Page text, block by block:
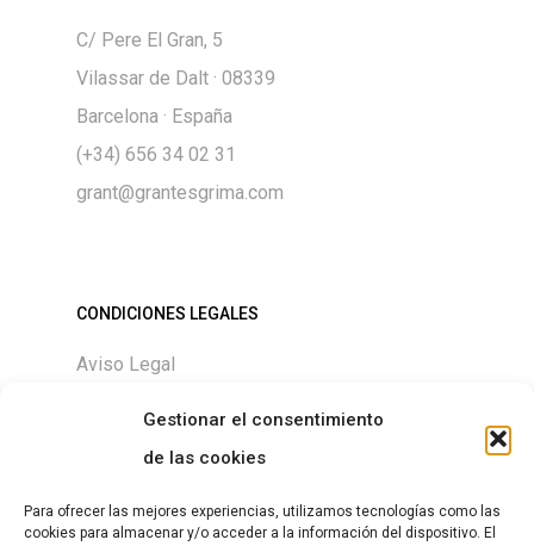
Gestionar el consentimiento
de las cookies
Para ofrecer las mejores experiencias, utilizamos tecnologías como las
cookies para almacenar y/o acceder a la información del dispositivo. El
C/ Pere El Gran, 5
Vilassar de Dalt · 08339
Barcelona · España
(+34) 656 34 02 31
grant@grantesgrima.com
CONDICIONES LEGALES
Aviso Legal